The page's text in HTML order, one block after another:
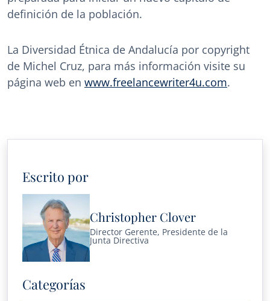
definición de la población.
La Diversidad Étnica de Andalucía por copyright
de Michel Cruz, para más información visite su
página web en www.freelancewriter4u.com.
Escrito por
Christopher Clover
Director Gerente, Presidente de la
Junta Directiva
Categorías